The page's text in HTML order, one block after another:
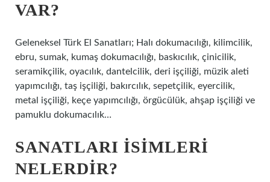
VAR?
Geleneksel Türk El Sanatları; Halı dokumacılığı, kilimcilik,
ebru, sumak, kumaş dokumacılığı, baskıcılık, çinicilik,
seramikçilik, oyacılık, dantelcilik, deri işçiliği, müzik aleti
yapımcılığı, taş işçiliği, bakırcılık, sepetçilik, eyercilik,
metal işçiliği, keçe yapımcılığı, örgücülük, ahşap işçiliği ve
pamuklu dokumacılık…
SANATLARI ISIMLERI
NELERDIR?